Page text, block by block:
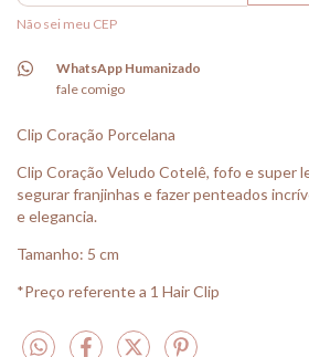
Não sei meu CEP
WhatsApp Humanizado
fale comigo
Clip Coração Porcelana
Clip Coração Veludo Cotelê, fofo e super
segurar franjinhas e fazer penteados
e elegancia.
Tamanho: 5 cm
*Preço referente a 1 Hair Clip